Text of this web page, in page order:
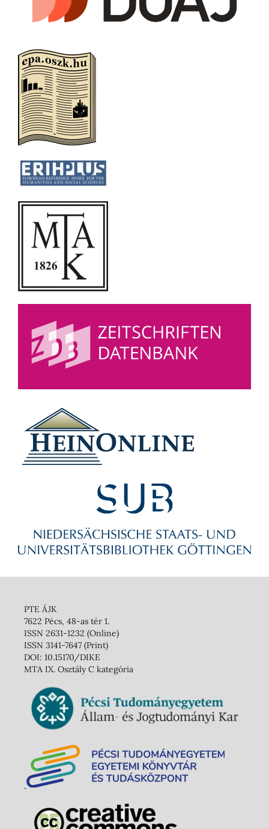
PTE ÁJK
7622 Pécs, 48-as tér 1.
ISSN 2631-1232 (Online)
ISSN 3141-7647 (Print)
DOI: 10.15170/DIKE
MTA IX. Osztály C kategória